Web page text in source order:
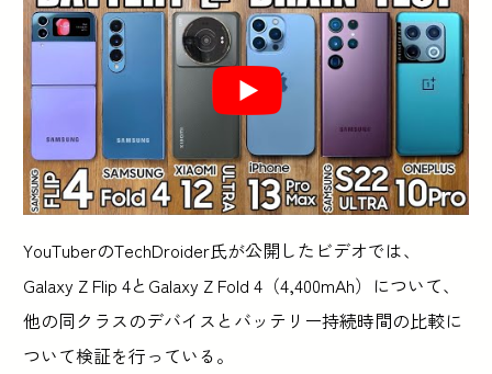
YouTuberのTechDroider氏が公開したビデオでは、
Galaxy Z Flip 4とGalaxy Z Fold 4（4,400mAh）について、
他の同クラスのデバイスとバッテリー持続時間の比較に
ついて検証を行っている。